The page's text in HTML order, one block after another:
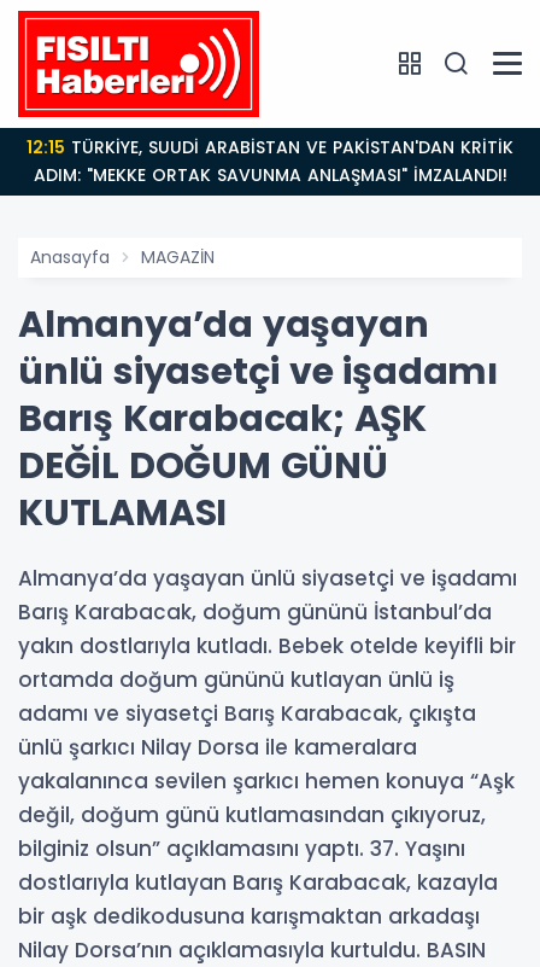
12:15
ADIM: "MEKKE ORTAK SAVUNMA ANLAŞMASI" İMZALANDI!
Anasayfa MAGAZİN
Almanya’da yaşayan
ünlü siyasetçi ve işadamı
Barış Karabacak; AŞK
DEĞİL DOĞUM GÜNÜ
KUTLAMASI
Almanya’da yaşayan ünlü siyasetçi ve işadamı
Barış Karabacak, doğum gününü İstanbul’da
yakın dostlarıyla kutladı. Bebek otelde keyifli bir
ortamda doğum gününü kutlayan ünlü iş
adamı ve siyasetçi Barış Karabacak, çıkışta
ünlü şarkıcı Nilay Dorsa ile kameralara
yakalanınca sevilen şarkıcı hemen konuya “Aşk
değil, doğum günü kutlamasından çıkıyoruz,
bilginiz olsun” açıklamasını yaptı. 37. Yaşını
dostlarıyla kutlayan Barış Karabacak, kazayla
bir aşk dedikodusuna karışmaktan arkadaşı
Nilay Dorsa’nın açıklamasıyla kurtuldu. BASIN